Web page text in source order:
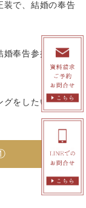
装で、結婚の奉告
奉告参拝をした
グをしたい